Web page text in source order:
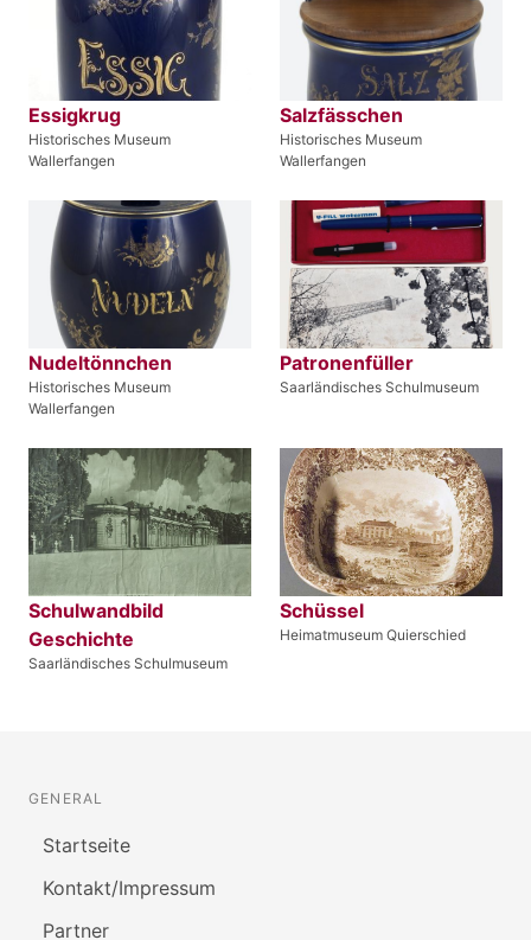
Essigkrug
Historisches Museum
Wallerfangen
Salzfässchen
Historisches Museum
Wallerfangen
Nudeltönnchen
Historisches Museum
Wallerfangen
Patronenfüller
Saarländisches Schulmuseum
Schulwandbild
Geschichte
Saarländisches Schulmuseum
Schüssel
Heimatmuseum Quierschied
GENERAL
Startseite
Kontakt/Impressum
Partner